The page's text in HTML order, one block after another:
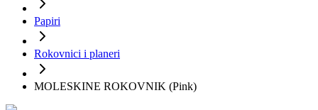
Papiri
Rokovnici i planeri
MOLESKINE ROKOVNIK (Pink)